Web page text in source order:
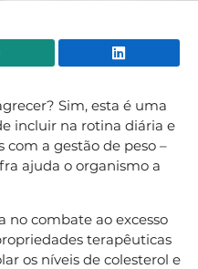
WhatsApp
Sim, esta é uma
incluir na rotina diária e
a gestão de peso –
ajuda o organismo a
no combate ao excesso
terapêuticas
os níveis de colesterol e